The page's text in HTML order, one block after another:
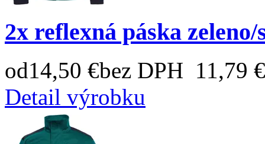
2x reflexná páska
od14,50 €bez DPH 11,79 €
Detail výrobku